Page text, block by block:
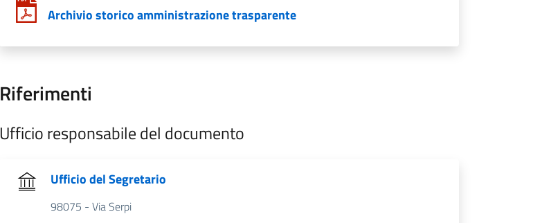
Archivio storico amministrazione trasparente
Riferimenti
Ufficio responsabile del documento
Ufficio del Segretario
98075 - Via Serpi